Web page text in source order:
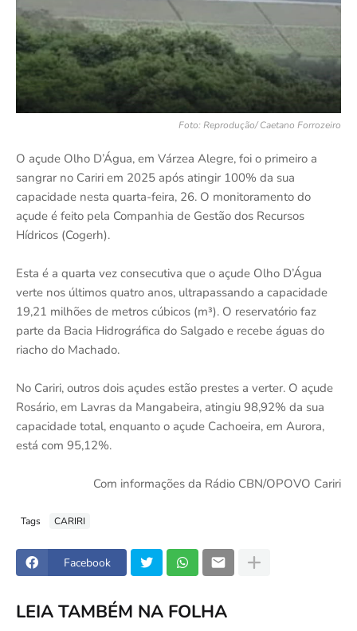
Foto: Reprodução/ Caetano Forrozeiro
O açude Olho D’Água, em Várzea Alegre, foi o primeiro a
sangrar no Cariri em 2025 após atingir 100% da sua
capacidade nesta quarta-feira, 26. O monitoramento do
açude é feito pela Companhia de Gestão dos Recursos
Hídricos (Cogerh).
Esta é a quarta vez consecutiva que o açude Olho D’Água
verte nos últimos quatro anos, ultrapassando a capacidade
19,21 milhões de metros cúbicos (m³). O reservatório faz
parte da Bacia Hidrográfica do Salgado e recebe águas do
riacho do Machado.
No Cariri, outros dois açudes estão prestes a verter. O açude
Rosário, em Lavras da Mangabeira, atingiu 98,92% da sua
capacidade total, enquanto o açude Cachoeira, em Aurora,
está com 95,12%.
Com informações da Rádio CBN/OPOVO Cariri
Tags CARIRI
Facebook
LEIA TAMBÉM NA FOLHA